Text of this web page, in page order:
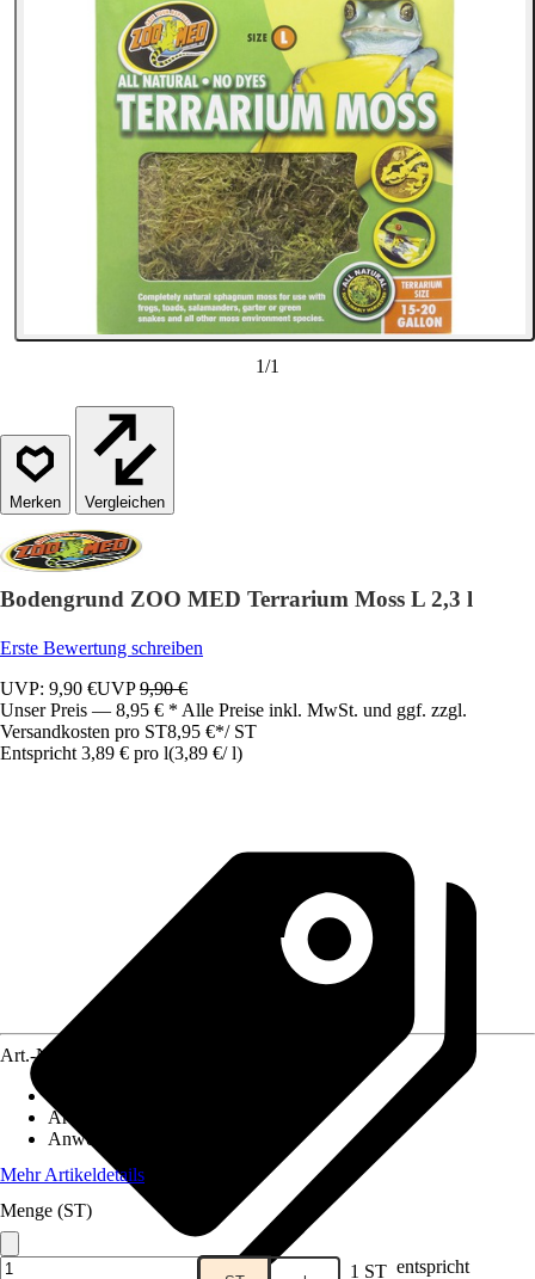
1/1
Vergleichen
Bodengrund ZOO MED Terrarium Moss L 2,3 l
Erste Bewertung schreiben
UVP: 9,90 €UVP9,90 €
Unser Preis — 8,95 € * Alle Preise inkl. MwSt. und ggf. zzgl.
Versandkosten pro ST8,95 €*/ ST
Entspricht 3,89 € pro l(3,89 €/ l)
Art.-Nr.
Artikeltyp
Anwendungsbereich
Mehr Artikeldetails
Menge (ST)
1 ST entspricht